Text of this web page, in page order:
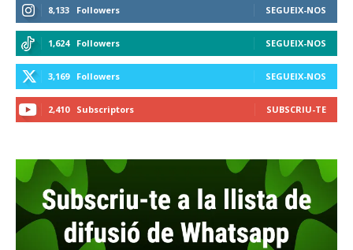
8,133 Followers SEGUEIX-NOS
1,624 Followers SEGUEIX-NOS
3,169 Followers SEGUEIX-NOS
2,410 Subscriptors SUBSCRIU-TE